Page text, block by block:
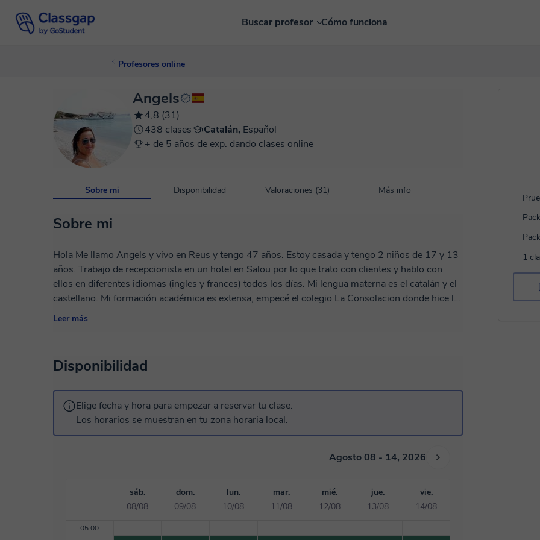
Buscar profesor Cómo funciona
Profesores online
1
Angels
4,8 (31)
438 clases
Catalán, Español
+ de 5 años de exp. dando clases online
Sobre mi Disponibilidad Valoraciones (31) Más info
Sobre mi
Hola Me llamo Angels y vivo en Reus y tengo 47 años. Estoy casada y tengo 2 niños de 17 y 13
años. Trabajo de recepcionista en un hotel en Salou por lo que trato con clientes y hablo con
ellos en diferentes idiomas (ingles y frances) todos los días. Mi lengua materna es el catalán y el
castellano. Mi formación académica es extensa, empecé el colegio La Consolacion donde hice la
EGB, y después estudiar BUP y COU (que antiguo suena todo esto, jiji) en el instituto Vilaseca.
graduandome el 2002. He trabajado en varias empresas como recepcionista, administrativa y
otras nacionalidades, sobre todo francesas y ingleses por lo que domino la lengua hablada y
escrita. Ahora te hablaré de mi parte personal, soy una chica muy positiva y alegre siempre
Leer más
Disponibilidad
Elige fecha y hora para empezar a reservar tu clase.
Los horarios se muestran en tu zona horaria local.
Agosto 08 - 14, 2026
sáb.
08/08
dom.
09/08
lun.
10/08
mar.
11/08
mié.
12/08
jue.
13/08
vie.
14/08
05:00